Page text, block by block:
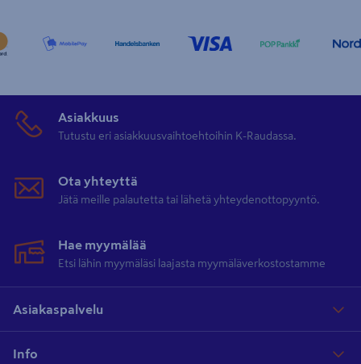
Asiakkuus
Tutustu eri asiakkuusvaihtoehtoihin K-Raudassa.
Ota yhteyttä
Jätä meille palautetta tai lähetä yhteydenottopyyntö.
Hae myymälää
Etsi lähin myymäläsi laajasta myymäläverkostostamme
Asiakaspalvelu
Info